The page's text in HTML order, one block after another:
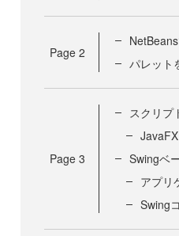
Page 2
パレット
Page 3
スクリプ
Swingベ
アプリ
Swing